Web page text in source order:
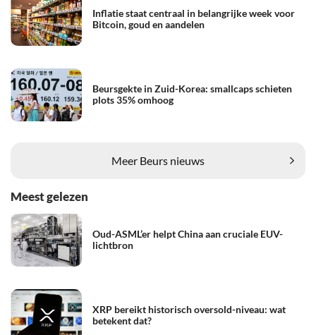
Inflatie staat centraal in belangrijke week voor
Bitcoin, goud en aandelen
Beursgekte in Zuid-Korea: smallcaps schieten
plots 35% omhoog
Meer Beurs nieuws
Meest gelezen
Oud-ASML’er helpt China aan cruciale EUV-
lichtbron
XRP bereikt historisch oversold-niveau: wat
betekent dat?